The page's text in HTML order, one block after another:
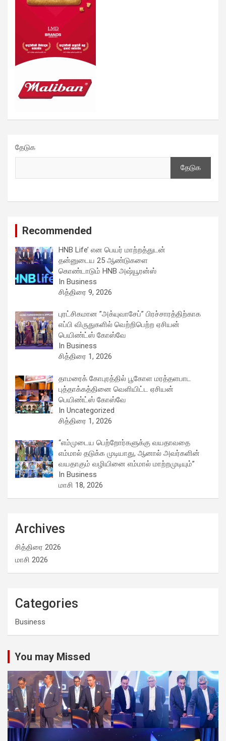
தேடுக
தேடுக
Recommended
HNB Life’ என பெயர் மாற்றத்துடன்
தன்னுடைய 25 ஆண்டுகளை
கொண்டாடும் HNB அஷ்யூரன்ஸ்
In Business
சித்திரை 9, 2026
புரட்சிகமான ”அக்யுவாசேப்” பிரச்சாரத்திற்காக
எப்பி விருதுகளில் வெற்றிபெற்ற ஏசியன்
பெயிண்ட்ஸ் கோஸ்வே
In Business
சித்திரை 1, 2026
தாமரைக் கோபுரத்தில் பூகோள மரத்தளபாட
புத்தாக்கத்தினை வெளியிட்ட ஏசியன்
பெயிண்ட்ஸ் கோஸ்வே
In Uncategorized
சித்திரை 1, 2026
“எம்முடைய பெற்றோர்களுக்கு வயதாவதை
எம்மால் தடுக்க முடியாது, ஆனால் அவர்களின்
வயதாகும் வழியினை எம்மால் மாற்றமுடியும்”
In Business
மாசி 18, 2026
Archives
சித்திரை 2026
மாசி 2026
Categories
Business
You may Missed